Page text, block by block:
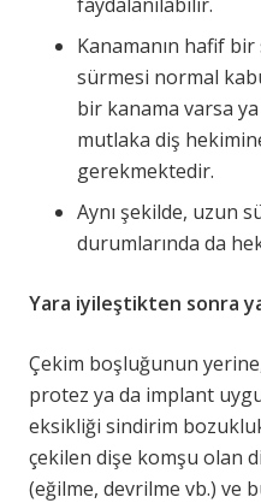
Kanamanın hafif bir
sürmesi normal
bir kanama varsa ya
mutlaka diş
gerekmektedir.
Aynı şekilde, uzun
durumlarında da
Yara iyileştikten sonra
Çekim boşluğunun
protez ya da implant
eksikliği sindirim
çekilen dişe komşu olan
(eğilme, devrilme vb.) ve